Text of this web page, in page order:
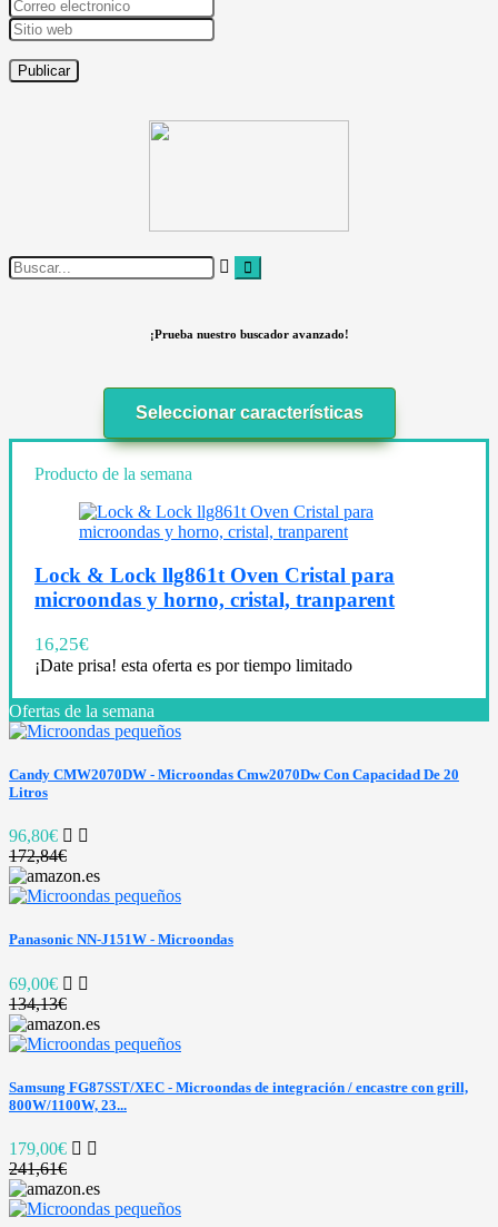
¡Prueba nuestro buscador avanzado!
Seleccionar características
Producto de la semana
Lock & Lock llg861t Oven Cristal para
microondas y horno, cristal, tranparent
16,25€
¡Date prisa! esta oferta es por tiempo limitado
Ofertas de la semana
Candy CMW2070DW - Microondas Cmw2070Dw Con Capacidad De 20
Litros
96,80€
172,84€
Panasonic NN-J151W - Microondas
69,00€
134,13€
Samsung FG87SST/XEC - Microondas de integración / encastre con grill,
800W/1100W, 23...
179,00€
241,61€